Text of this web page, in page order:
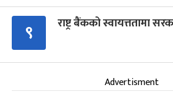
९ राष्ट्र बैंकको स्वायत्ततामा
Advertisment